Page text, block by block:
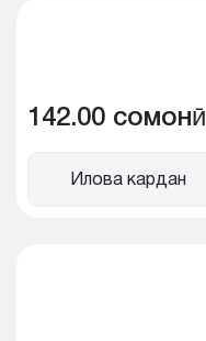
142.00 сомонӣ
Илова кардан